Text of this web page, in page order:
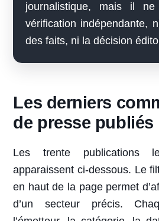
journalistique, mais il
vérification indépendante,
des faits, ni la décision
Les derniers
de presse publiés
Les trente publications
apparaissent ci-dessous. Le
en haut de la page permet
d’un secteur précis.